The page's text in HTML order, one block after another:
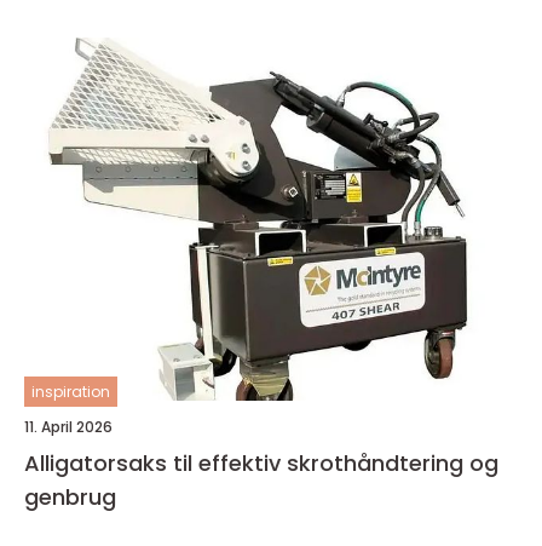
inspiration
11. April 2026
Alligatorsaks til effektiv skrothåndtering og
genbrug